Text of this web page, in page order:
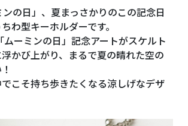
の日」、夏まっさかりのこの記念日
わ型キーホルダーです。
ーミンの日」記念アートがスケルト
かび上がり、まるで夏の晴れた空の
こそ持ち歩きたくなる涼しげなデザ